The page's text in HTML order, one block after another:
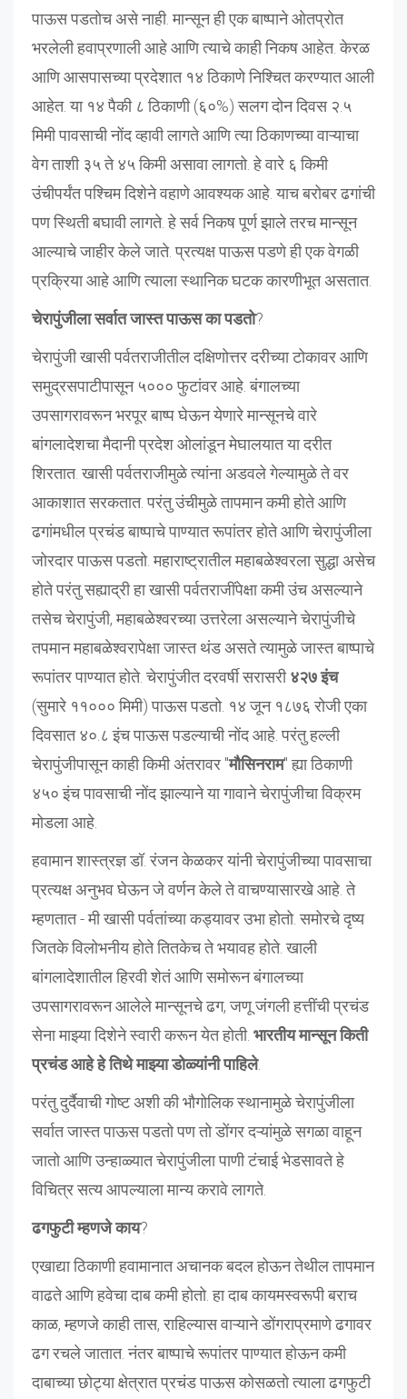
पाऊस पडतोच असे नाही. मान्सून ही एक बाष्पाने ओतप्रोत
भरलेली हवाप्रणाली आहे आणि त्याचे काही निकष आहेत. केरळ
आणि आसपासच्या प्रदेशात १४ ठिकाणे निश्चित करण्यात आली
आहेत. या १४ पैकी ८ ठिकाणी (६०%) सलग दोन दिवस २.५
मिमी पावसाची नोंद व्हावी लागते आणि त्या ठिकाणच्या वाऱ्याचा
वेग ताशी ३५ ते ४५ किमी असावा लागतो. हे वारे ६ किमी
उंचीपर्यंत पश्चिम दिशेने वहाणे आवश्यक आहे. याच बरोबर ढगांची
पण स्थिती बघावी लागते. हे सर्व निकष पूर्ण झाले तरच मान्सून
आल्याचे जाहीर केले जाते. प्रत्यक्ष पाऊस पडणे ही एक वेगळी
प्रक्रिया आहे आणि त्याला स्थानिक घटक कारणीभूत असतात.
चेरापुंजीला सर्वात जास्त पाऊस का पडतो?
चेरापुंजी खासी पर्वतराजीतील दक्षिणोत्तर दरीच्या टोकावर आणि
समुद्रसपाटीपासून ५००० फुटांवर आहे. बंगालच्या
उपसागरावरून भरपूर बाष्प घेऊन येणारे मान्सूनचे वारे
बांगलादेशचा मैदानी प्रदेश ओलांडून मेघालयात या दरीत
शिरतात. खासी पर्वतराजीमुळे त्यांना अडवले गेल्यामुळे ते वर
आकाशात सरकतात. परंतु उंचीमुळे तापमान कमी होते आणि
ढगांमधील प्रचंड बाष्पाचे पाण्यात रूपांतर होते आणि चेरापुंजीला
जोरदार पाऊस पडतो. महाराष्ट्रातील महाबळेश्वरला सुद्धा असेच
होते परंतु सह्याद्री हा खासी पर्वतराजींपेक्षा कमी उंच असल्याने
तसेच चेरापुंजी, महाबळेश्वरच्या उत्तरेला असल्याने चेरापुंजीचे
तपमान महाबळेश्वरापेक्षा जास्त थंड असते त्यामुळे जास्त बाष्पाचे
रूपांतर पाण्यात होते. चेरापुंजीत दरवर्षी सरासरी४२७ इंच
(सुमारे ११००० मिमी) पाऊस पडतो. १४ जून १८७६ रोजी एका
दिवसात ४०.८ इंच पाऊस पडल्याची नोंद आहे. परंतु हल्ली
चेरापुंजीपासून काही किमी अंतरावर "मौसिनराम" ह्या ठिकाणी
४५० इंच पावसाची नोंद झाल्याने या गावाने चेरापुंजीचा विक्रम
मोडला आहे.
हवामान शास्त्रज्ञ डॉ. रंजन केळकर यांनी चेरापुंजीच्या पावसाचा
प्रत्यक्ष अनुभव घेऊन जे वर्णन केले ते वाचण्यासारखे आहे. ते
म्हणतात - मी खासी पर्वतांच्या कड्यावर उभा होतो. समोरचे दृष्य
जितके विलोभनीय होते तितकेच ते भयावह होते. खाली
बांगलादेशातील हिरवी शेतं आणि समोरून बंगालच्या
उपसागरावरून आलेले मान्सूनचे ढग, जणू जंगली हत्तींची प्रचंड
सेना माझ्या दिशेने स्वारी करून येत होती. भारतीय मान्सून किती
प्रचंड आहे हे तिथे माझ्या डोळ्यांनी पाहिले.
परंतु दुर्दैवाची गोष्ट अशी की भौगोलिक स्थानामुळे चेरापुंजीला
सर्वात जास्त पाऊस पडतो पण तो डोंगर दऱ्यांमुळे सगळा वाहून
जातो आणि उन्हाळ्यात चेरापुंजीला पाणी टंचाई भेडसावते हे
विचित्र सत्य आपल्याला मान्य करावे लागते.
ढगफुटी म्हणजे काय?
एखाद्या ठिकाणी हवामानात अचानक बदल होऊन तेथील तापमान
वाढते आणि हवेचा दाब कमी होतो. हा दाब कायमस्वरूपी बराच
काळ, म्हणजे काही तास, राहिल्यास वाऱ्याने डोंगराप्रमाणे ढगावर
ढग रचले जातात. नंतर बाष्पाचे रूपांतर पाण्यात होऊन कमी
दाबाच्या छोट्या क्षेत्रात प्रचंड पाऊस कोसळतो त्याला ढगफुटी